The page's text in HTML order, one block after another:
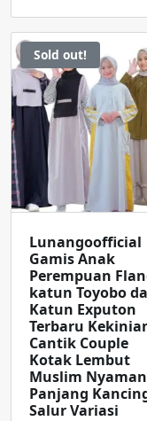
Sold out!
Lunangoofficial
Gamis Anak
Perempuan
katun Toyobo
Katun Exputon
Terbaru
Cantik Couple
Kotak Lembut
Muslim Nyaman
Panjang
Salur Variasi